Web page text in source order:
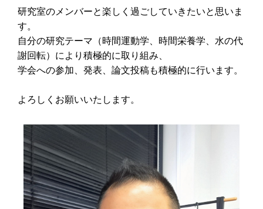
研究室のメンバーと楽しく過ごしていきたいと思いま
す。
自分の研究テーマ（時間運動学、時間栄養学、水の代
謝回転）により積極的に取り組み、
学会への参加、発表、論文投稿も積極的に行います。
よろしくお願いいたします。